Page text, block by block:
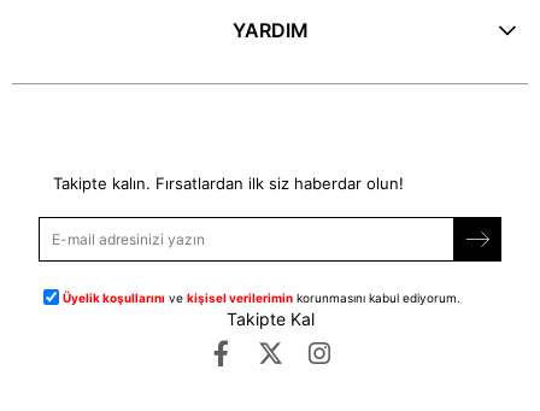
YARDIM
Takipte kalın. Fırsatlardan ilk siz haberdar olun!
Üyelik koşullarını vekişisel verilerimin korunmasını kabul ediyorum.
Takipte Kal